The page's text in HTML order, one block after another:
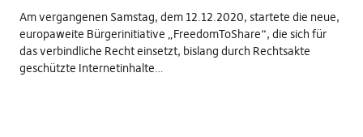
Am vergangenen Samstag, dem 12.12.2020, startete die neue,
europaweite Bürgerinitiative „FreedomToShare“, die sich für
das verbindliche Recht einsetzt, bislang durch Rechtsakte
geschützte Internetinhalte…